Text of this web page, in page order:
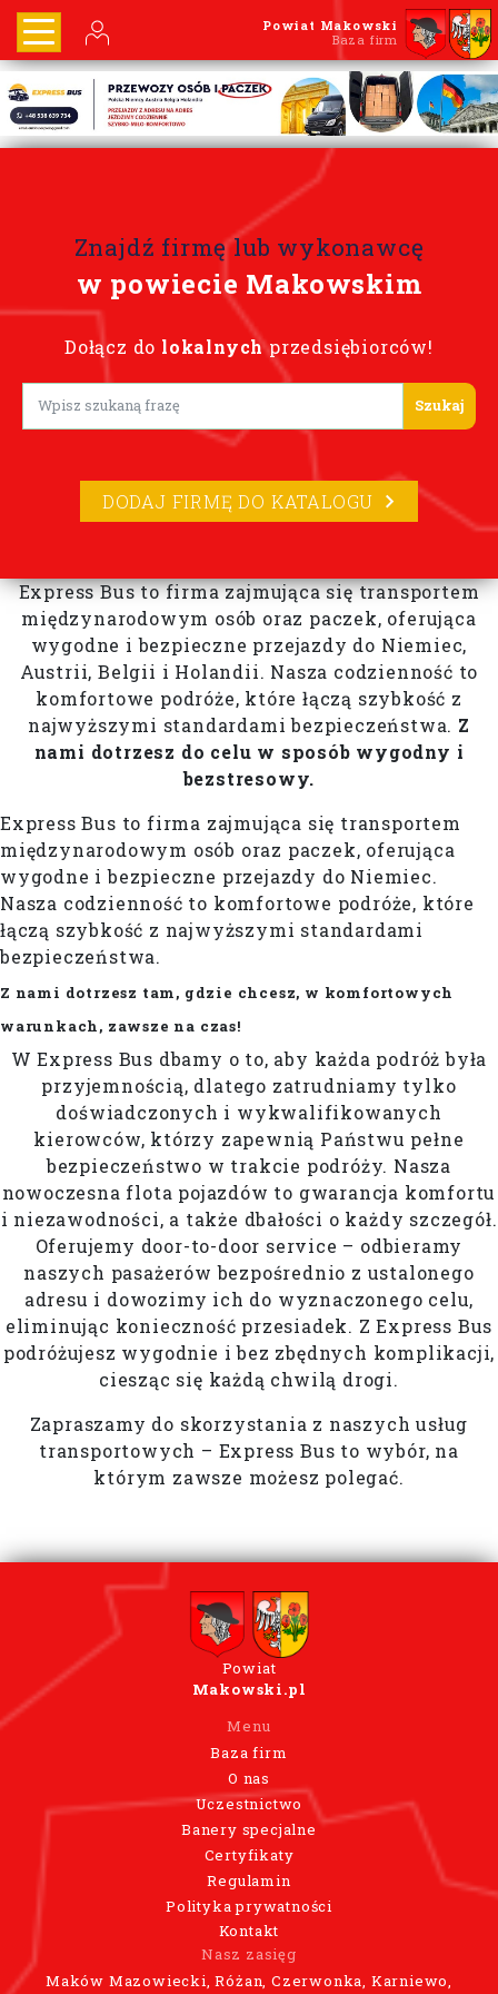
Powiat Makowski
Baza firm
Znajdź firmę lub wykonawcę
w powiecie Makowskim
Dołącz do lokalnych przedsiębiorców!
Lorem ipsum
DODAJ FIRMĘ DO KATALOGU
Express Bus to firma zajmująca się transportem
międzynarodowym osób oraz paczek, oferująca
wygodne i bezpieczne przejazdy do Niemiec,
Austrii, Belgii i Holandii. Nasza codzienność to
komfortowe podróże, które łączą szybkość z
najwyższymi standardami bezpieczeństwa. Z
nami dotrzesz do celu w sposób wygodny i
bezstresowy.
Express Bus to firma zajmująca się transportem
międzynarodowym osób oraz paczek, oferująca
wygodne i bezpieczne przejazdy do Niemiec.
Nasza codzienność to komfortowe podróże, które
łączą szybkość z najwyższymi standardami
bezpieczeństwa.
Z nami dotrzesz tam, gdzie chcesz, w komfortowych
warunkach, zawsze na czas!
W Express Bus dbamy o to, aby każda podróż była
przyjemnością, dlatego zatrudniamy tylko
doświadczonych i wykwalifikowanych
kierowców, którzy zapewnią Państwu pełne
bezpieczeństwo w trakcie podróży. Nasza
nowoczesna flota pojazdów to gwarancja komfortu
i niezawodności, a także dbałości o każdy szczegół.
Oferujemy door-to-door service – odbieramy
naszych pasażerów bezpośrednio z ustalonego
adresu i dowozimy ich do wyznaczonego celu,
eliminując konieczność przesiadek. Z Express Bus
podróżujesz wygodnie i bez zbędnych komplikacji,
ciesząc się każdą chwilą drogi.
Zapraszamy do skorzystania z naszych usług
transportowych – Express Bus to wybór, na
którym zawsze możesz polegać.
Powiat
Makowski.pl
Menu
Baza firm
O nas
Uczestnictwo
Banery specjalne
Certyfikaty
Regulamin
Polityka prywatności
Kontakt
Nasz zasięg
Maków Mazowiecki, Różan, Czerwonka, Karniewo,